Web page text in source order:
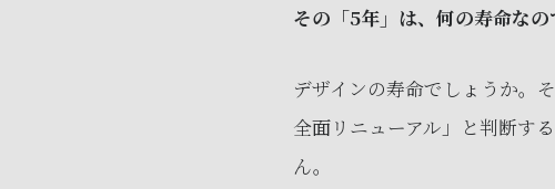
その「5年」は、何の寿命なの
デザインの寿命でしょうか。
全面リニューアル」と判断す
ん。